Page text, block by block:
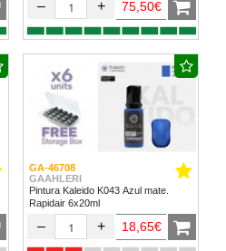
– + 75,50€
GA-46708
GAAHLERI
Pintura Kaleido K043 Azul mate.
Rapidair 6x20ml
– + 18,65€